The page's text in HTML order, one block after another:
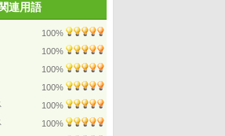
連用語
100%
100%
100%
100%
100%
100%